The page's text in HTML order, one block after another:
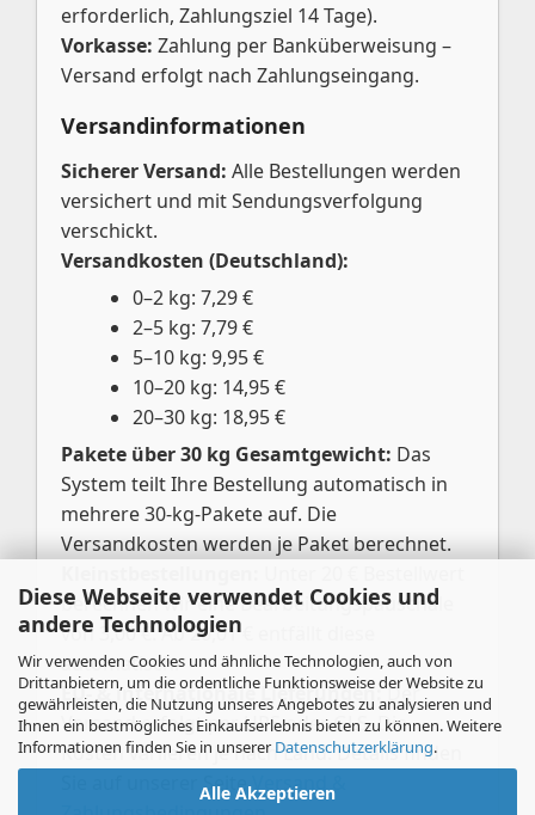
Diese Webseite verwendet Cookies und
andere Technologien
Wir verwenden Cookies und ähnliche Technologien, auch von
Drittanbietern, um die ordentliche Funktionsweise der Website zu
gewährleisten, die Nutzung unseres Angebotes zu analysieren und
Ihnen ein bestmögliches Einkaufserlebnis bieten zu können. Weitere
Informationen finden Sie in unserer Datenschutzerklärung.
Alle Akzeptieren
erforderlich, Zahlungsziel 14 Tage).
Vorkasse: Zahlung per Banküberweisung –
Versand erfolgt nach Zahlungseingang.
Versandinformationen
Sicherer Versand: Alle Bestellungen werden
versichert und mit Sendungsverfolgung
verschickt.
Versandkosten (Deutschland):
0–2 kg: 7,29 €
2–5 kg: 7,79 €
5–10 kg: 9,95 €
10–20 kg: 14,95 €
20–30 kg: 18,95 €
Pakete über 30 kg Gesamtgewicht: Das
System teilt Ihre Bestellung automatisch in
mehrere 30-kg-Pakete auf. Die
Versandkosten werden je Paket berechnet.
berechnen wir eine Bearbeitungspauschale
von 3,00 €. Ab 20,01 € entfällt diese
automatisch.
EU- & internationale Lieferungen:Der
Versand erfolgt per UPS oder GLS. Die
Kosten variieren je nach Land. Details finden
Sie auf unserer Seite Versand &